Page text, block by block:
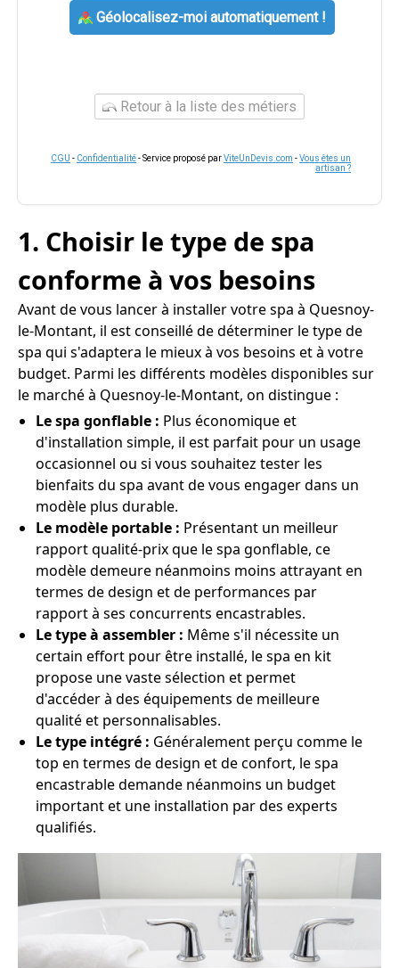
Géolocalisez-moi automatiquement !
Retour à la liste des métiers
CGU - Confidentialité- Service proposé parViteUnDevis.com -Vous êtes un
artisan ?
1. Choisir le type de spa
conforme à vos besoins
Avant de vous lancer à installer votre spa à Quesnoy-
le-Montant, il est conseillé de déterminer le type de
spa qui s'adaptera le mieux à vos besoins et à votre
budget. Parmi les différents modèles disponibles sur
le marché à Quesnoy-le-Montant, on distingue :
Le spa gonflable : Plus économique et
d'installation simple, il est parfait pour un usage
occasionnel ou si vous souhaitez tester les
bienfaits du spa avant de vous engager dans un
modèle plus durable.
Le modèle portable : Présentant un meilleur
rapport qualité-prix que le spa gonflable, ce
modèle demeure néanmoins moins attrayant en
termes de design et de performances par
rapport à ses concurrents encastrables.
Le type à assembler : Même s'il nécessite un
certain effort pour être installé, le spa en kit
propose une vaste sélection et permet
d'accéder à des équipements de meilleure
qualité et personnalisables.
Le type intégré : Généralement perçu comme le
top en termes de design et de confort, le spa
encastrable demande néanmoins un budget
important et une installation par des experts
qualifiés.